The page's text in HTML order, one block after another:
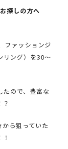
探しの方へ
ファッションジ
リング）を30～
たので、豊富な
ら狙っていた